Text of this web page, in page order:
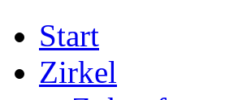
Start
Zirkel